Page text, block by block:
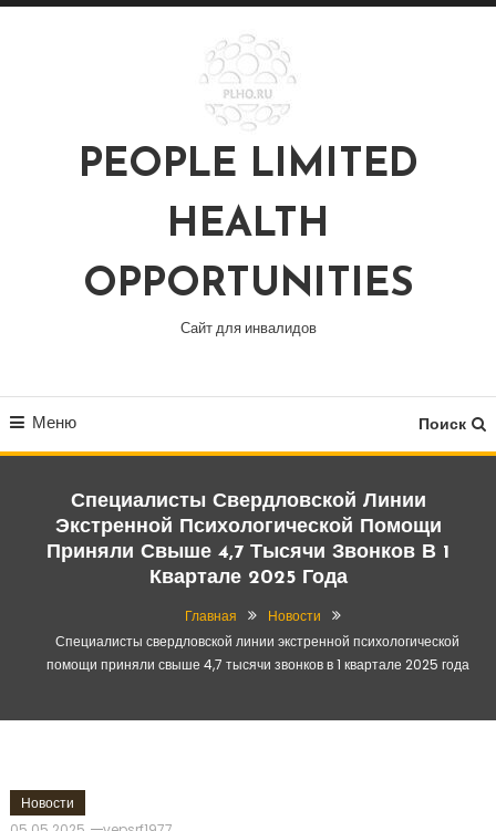
Перейти
PEOPLE LIMITED
HEALTH
OPPORTUNITIES
Сайт для инвалидов
Меню Поиск
Специалисты Свердловской Линии
Экстренной Психологической Помощи
Приняли Свыше 4,7 Тысячи Звонков В 1
Квартале 2025 Года
Главная
Новости
Специалисты свердловской линии экстренной психологической
помощи приняли свыше 4,7 тысячи звонков в 1 квартале 2025 года
Новости